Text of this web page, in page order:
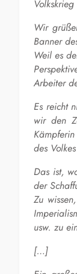
Wir
Banner
Weil es
Arbeiter
Es reicht
wir den
des
Das ist,
der
Zu
usw. zu
[…]